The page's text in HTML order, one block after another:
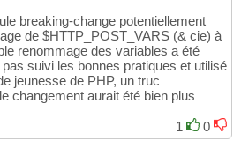
breaking-change potentiellement
de $HTTP_POST_VARS (& cie) à
renommage des variables a été
suivi les bonnes pratiques et utilisé
jeunesse de PHP, un truc
changement aurait été bien plus
1
0